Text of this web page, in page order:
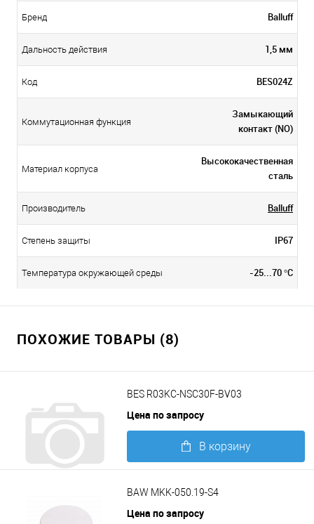
Бренд Balluff
Дальность действия 1,5 мм
Код BES024Z
Коммутационная функция
Замыкающий
контакт (NO)
Материал корпуса
Высококачественная
сталь
Производитель Balluff
Степень защиты IP67
Температура окружающей среды -25...70 °C
ПОХОЖИЕ ТОВАРЫ (8)
BES R03KC-NSC30F-BV03
Цена по запросу
В корзину
BAW MKK-050.19-S4
Цена по запросу